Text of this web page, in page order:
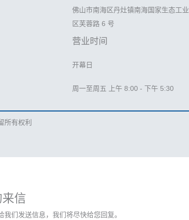
佛山市南海区丹灶镇南海国家生态工业
区芙蓉路 6 号
营业时间
开幕日
周一至周五 上午 8:00 - 下午 5:30
所有权利
信
们发送信息，我们将尽快给您回复。